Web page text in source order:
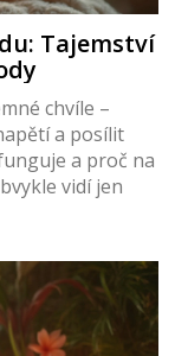
Tajemství
chvíle –
a posílit
a proč na
vidí jen